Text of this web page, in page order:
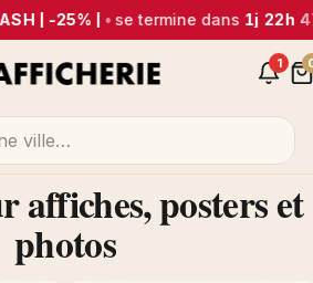
| -25% | se termine dans1j 22h
1
affiches, posters et
photos